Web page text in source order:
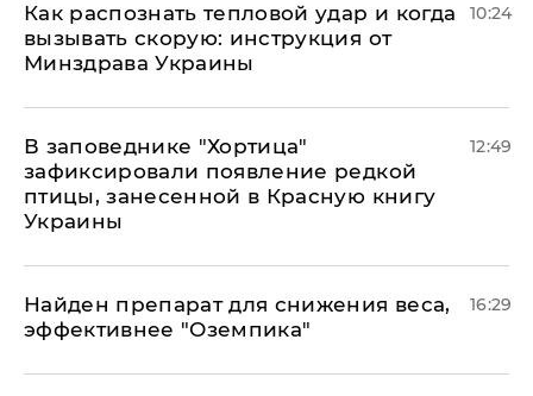
Как распознать тепловой удар и когда
вызывать скорую: инструкция от
Минздрава Украины
10:24
В заповеднике "Хортица"
зафиксировали появление редкой
птицы, занесенной в Красную книгу
Украины
12:49
Найден препарат для снижения веса,
эффективнее "Оземпика"
16:29